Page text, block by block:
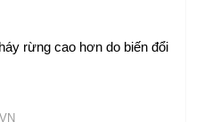
rừng cao hơn do biến đổi